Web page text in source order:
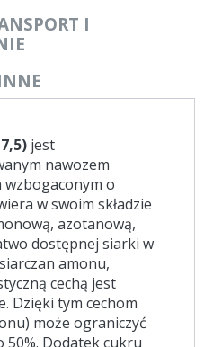
I
jest
nawozem
o
w swoim składzie
azotanową,
dostępnej siarki w
amonu,
cechą jest
Dzięki tym cechom
może ograniczyć
Dodatek cukru